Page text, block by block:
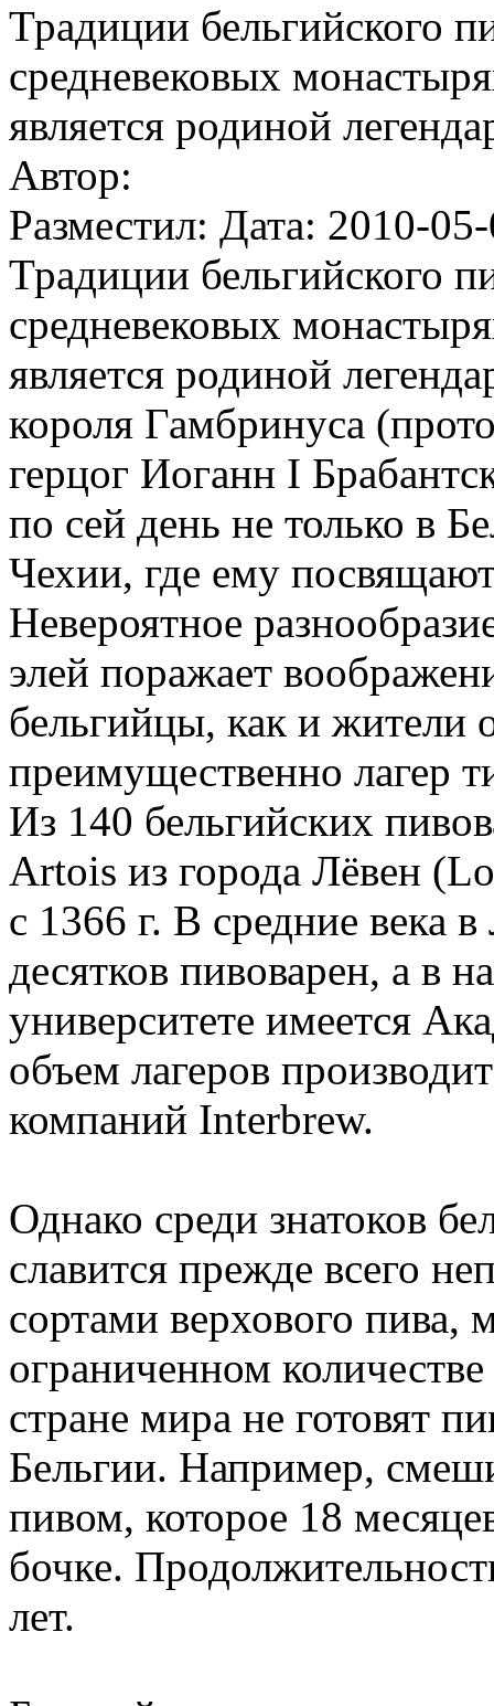
Традиции бельгийского
средневековых
является родиной
Автор:
Разместил: Дата: 2010-
Традиции бельгийского
средневековых
является родиной
короля Гамбринуса
герцог Иоганн I
по сей день не только в
Чехии, где ему
Невероятное
элей поражает
бельгийцы, как и жители
преимущественно лагер
Из 140 бельгийских
Artois из города Лёвен
с 1366 г. В средние века
десятков пивоварен, а в
университете имеется
объем лагеров
компаний Interbrew.
Однако среди знатоков
славится прежде всего
сортами верхового пива,
ограниченном
стране мира не готовят
Бельгии. Например,
пивом, которое 18
бочке.
лет.